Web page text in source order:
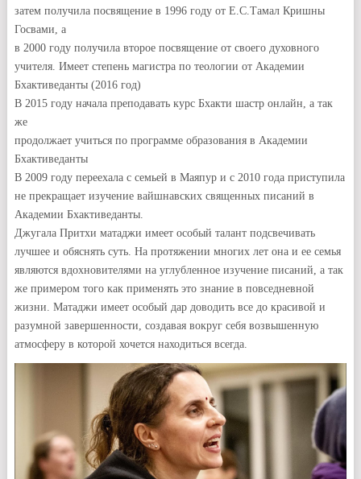
затем получила посвящение в 1996 году от Е.С.Тамал Кришны
Госвами, а
в 2000 году получила второе посвящение от своего духовного
учителя. Имеет степень магистра по теологии от Академии
Бхактиведанты (2016 год)
В 2015 году начала преподавать курс Бхакти шастр онлайн, а так
же
продолжает учиться по программе образования в Академии
Бхактиведанты
В 2009 году переехала с семьей в Маяпур и с 2010 года приступила
не прекращает изучение вайшнавских священных писаний в
Академии Бхактиведанты.
Джугала Притхи матаджи имеет особый талант подсвечивать
лучшее и обяснять суть. На протяжении многих лет она и ее семья
являются вдохновителями на углубленное изучение писаний, а так
же примером того как применять это знание в повседневной
жизни. Матаджи имеет особый дар доводить все до красивой и
разумной завершенности, создавая вокруг себя возвышенную
атмосферу в которой хочется находиться всегда.